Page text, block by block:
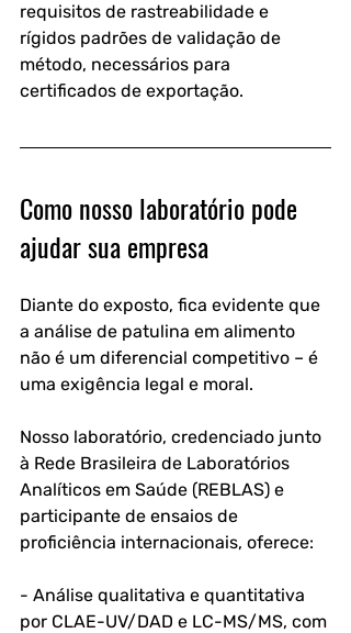
requisitos de rastreabilidade e
rígidos padrões de validação de
método, necessários para
certificados de exportação.
Como nosso laboratório pode
ajudar sua empresa
Diante do exposto, fica evidente que
a análise de patulina em alimento
não é um diferencial competitivo – é
uma exigência legal e moral.
Nosso laboratório, credenciado junto
à Rede Brasileira de Laboratórios
Analíticos em Saúde (REBLAS) e
participante de ensaios de
proficiência internacionais, oferece:
- Análise qualitativa e quantitativa
por CLAE-UV/DAD e LC-MS/MS, com